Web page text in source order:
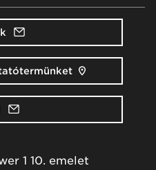
1 10. emelet